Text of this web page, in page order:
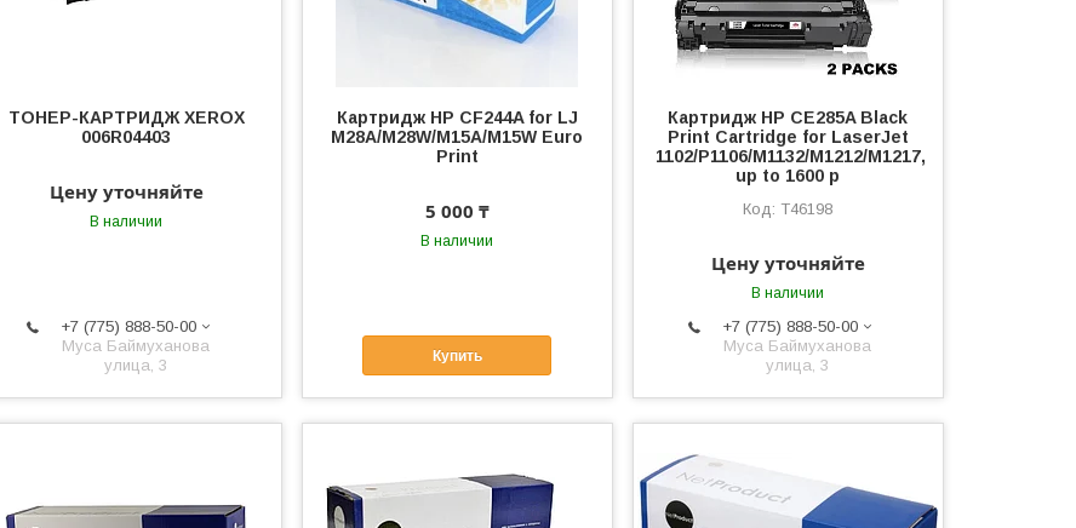
ТОНЕР-КАРТРИДЖ XEROX
006R04403
Цену уточняйте
В наличии
+7 (775) 888-50-00
​Муса Баймуханова
улица, 3
Картридж HP CF244A for LJ
M28A/M28W/M15A/M15W Euro
Print
5 000 ₸
В наличии
Купить
Картридж HP CE285A Black
Print Cartridge for LaserJet
1102/P1106/M1132/M1212/M1217,
up to 1600 p
T46198
Цену уточняйте
В наличии
+7 (775) 888-50-00
​Муса Баймуханова
улица, 3